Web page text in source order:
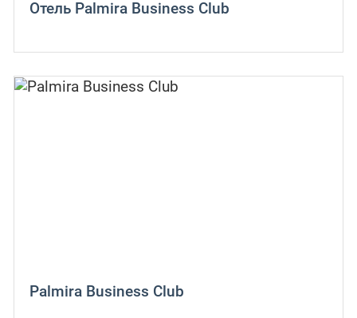
Отель Palmira Business Club
Palmira Business Club